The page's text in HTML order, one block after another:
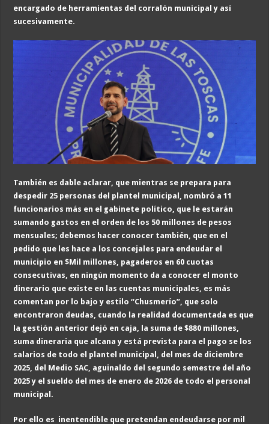
encargado de herramientas del corralón municipal y así
sucesivamente.
También es dable aclarar, que mientras se prepara para
despedir 25 personas del plantel municipal, nombró a 11
funcionarios más en el gabinete político, que le estarán
sumando gastos en el orden de los 50 millones de pesos
mensuales; debemos hacer conocer también, que en el
pedido que les hace a los concejales para endeudar el
municipio en $Mil millones, pagaderos en 60 cuotas
consecutivas, en ningún momento da a conocer el monto
dinerario que existe en las cuentas municipales, es más
comentan por lo bajo y estilo “Chusmerío”, que solo
encontraron deudas, cuando la realidad documentada es que
la gestión anterior dejó en caja, la suma de $880 millones,
suma dineraria que alcana y está prevista para el pago se los
salarios de todo el plantel municipal, del mes de diciembre
2025, del Medio SAC, aguinaldo del segundo semestre del año
2025 y el sueldo del mes de enero de 2026 de todo el personal
municipal.
Por ello es inentendible que pretendan endeudarse por mil